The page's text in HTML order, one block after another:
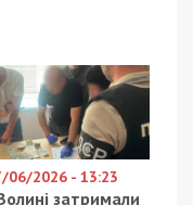
буде додано на
одне одному
прохань